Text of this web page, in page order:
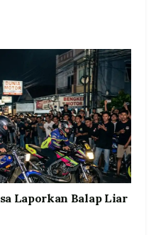
Laporkan Balap Liar